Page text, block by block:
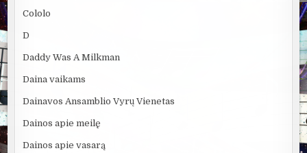
Cololo
D
Daddy Was A Milkman
Daina vaikams
Dainavos Ansamblio Vyrų Vienetas
Dainos apie meilę
Dainos apie vasarą